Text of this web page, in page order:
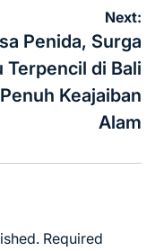
Next:
Penida, Surga
Terpencil di Bali
Keajaiban
Alam
Required